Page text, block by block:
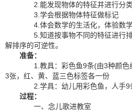
2.能发现物体的特征并进行分
3.学会根据物体特征做标记
4.体会数学的生活化，体验数学
5.知道按事物不同的特征进行排
解排序的可逆性。
准备：
1.教具：彩色鱼9条(由3种颜色
3张，红、黄、蓝三色标签各一份
2.学具：幼儿用彩色鱼，人手9
过程：
一、念儿歌进教室